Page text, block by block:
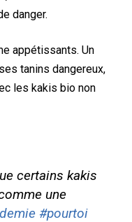
danger.
appétissants. Un
tanins dangereux,
les kakis bio non
certains kakis
une
#pourtoi